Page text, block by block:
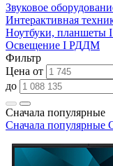
Звуковое
Интерактивная
Ноутбуки,
Освещение I РДДМ
Фильтр
Цена от
до
Сначала популярные
Сначала популярные